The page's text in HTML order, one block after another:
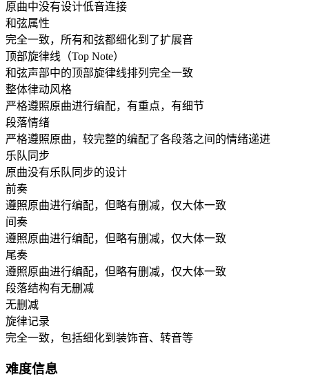
原曲中没有设计低音连接
和弦属性
完全一致，所有和弦都细化到了扩展音
顶部旋律线（Top Note）
和弦声部中的顶部旋律线排列完全一致
整体律动风格
严格遵照原曲进行编配，有重点，有细节
段落情绪
严格遵照原曲，较完整的编配了各段落之间的情绪递进
乐队同步
原曲没有乐队同步的设计
前奏
遵照原曲进行编配，但略有删减，仅大体一致
间奏
遵照原曲进行编配，但略有删减，仅大体一致
尾奏
遵照原曲进行编配，但略有删减，仅大体一致
段落结构有无删减
无删减
旋律记录
完全一致，包括细化到装饰音、转音等
难度信息